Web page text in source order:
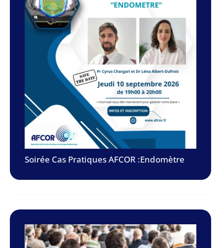
Soirée Cas Pratiques AFCOR :Endomètre